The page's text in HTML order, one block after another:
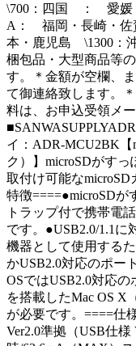
\700：四国 ： 愛媛
A： 福岡・長崎・
本・鹿児島 \1300：
梱包品・大型商品等
す。＊金額が空欄、
て御連絡致します。
料は、お申込受領メ
イ：ADR-MCU2BK【
ク）】microSDがす
取付け可能な
特徴====●microSDが
トラップ付で携帯電
です。●USB2.0/1.1
機器として使用する
かUSB2.0対応のポー
OSではUSB2.0対応
を搭載したMac OS X
が必要です。====仕
Ver2.0準拠（USB仕